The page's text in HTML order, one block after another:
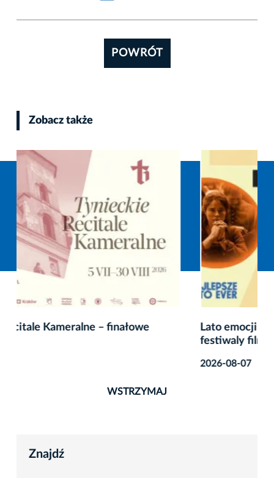
POWRÓT
Zobacz także
Lato emocji – 7 tydzień 20. wakacyjnego
WSTRZYMAJ
Znajdź